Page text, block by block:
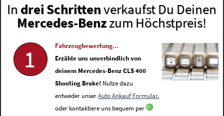
In drei Schrittenverkaufst Du Deinen
Mercedes-Benzzum Höchstpreis!
1
Fahrzeugbewertung...
Erzähle uns unverbindlich von
deinem Mercedes-Benz CLS 400
Shooting Brake! Nutze dazu
entweder unserAuto Ankauf Formular,
oder kontaktiere uns bequem per